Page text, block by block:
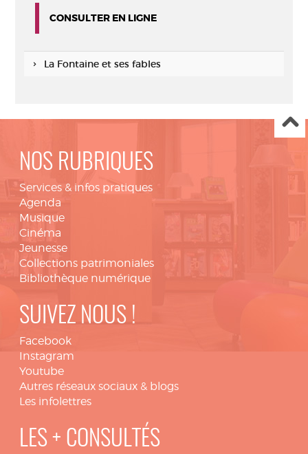
CONSULTER EN LIGNE
La Fontaine et ses fables
NOS RUBRIQUES
Services & infos pratiques
Agenda
Musique
Cinéma
Jeunesse
Collections patrimoniales
Bibliothèque numérique
SUIVEZ NOUS !
Facebook
Instagram
Youtube
Autres réseaux sociaux & blogs
Les infolettres
LES + CONSULTÉS